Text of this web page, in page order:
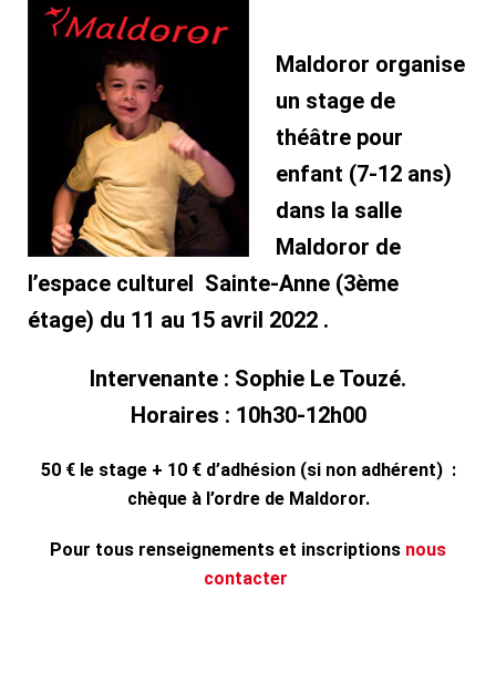
Maldoror organise
un stage de
théâtre pour
enfant (7-12 ans)
dans la salle
Maldoror de
l’espace culturel Sainte-Anne (3ème
étage) du 11 au 15 avril 2022 .
Intervenante : Sophie Le Touzé.
Horaires : 10h30-12h00
50 € le stage + 10 € d’adhésion (si non adhérent) :
chèque à l’ordre de Maldoror.
Pour tous renseignements et inscriptions nous
contacter